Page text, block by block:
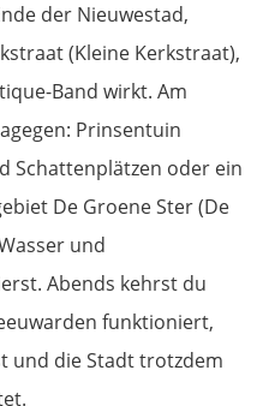
der Nieuwestad,
(Kleine Kerkstraat),
Band wirkt. Am
Prinsentuin
Schattenplätzen oder ein
De Groene Ster (De
und
Abends kehrst du
funktioniert,
und die Stadt trotzdem